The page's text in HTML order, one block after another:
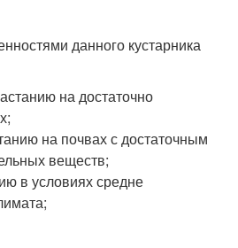
данного кустарника
на достаточно
на почвах с достаточным
веществ;
в условиях средне